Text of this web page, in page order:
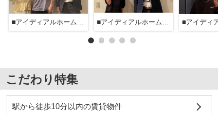
■アイディアルホーム大森本店■ ■アイディアルホーム大森本店■
こだわり特集
駅から徒歩10分以内の賃貸物件